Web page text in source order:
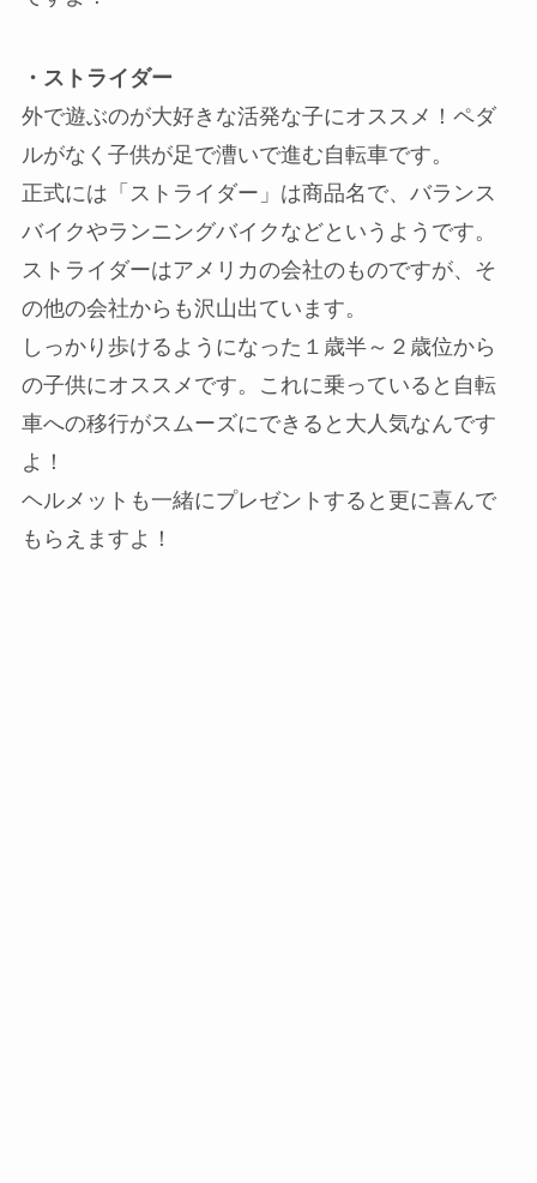
・ストライダー
外で遊ぶのが大好きな活発な子にオススメ！ペダ
ルがなく子供が足で漕いで進む自転車です。
正式には「ストライダー」は商品名で、バランス
バイクやランニングバイクなどというようです。
ストライダーはアメリカの会社のものですが、そ
の他の会社からも沢山出ています。
しっかり歩けるようになった１歳半～２歳位から
の子供にオススメです。これに乗っていると自転
車への移行がスムーズにできると大人気なんです
よ！
ヘルメットも一緒にプレゼントすると更に喜んで
もらえますよ！